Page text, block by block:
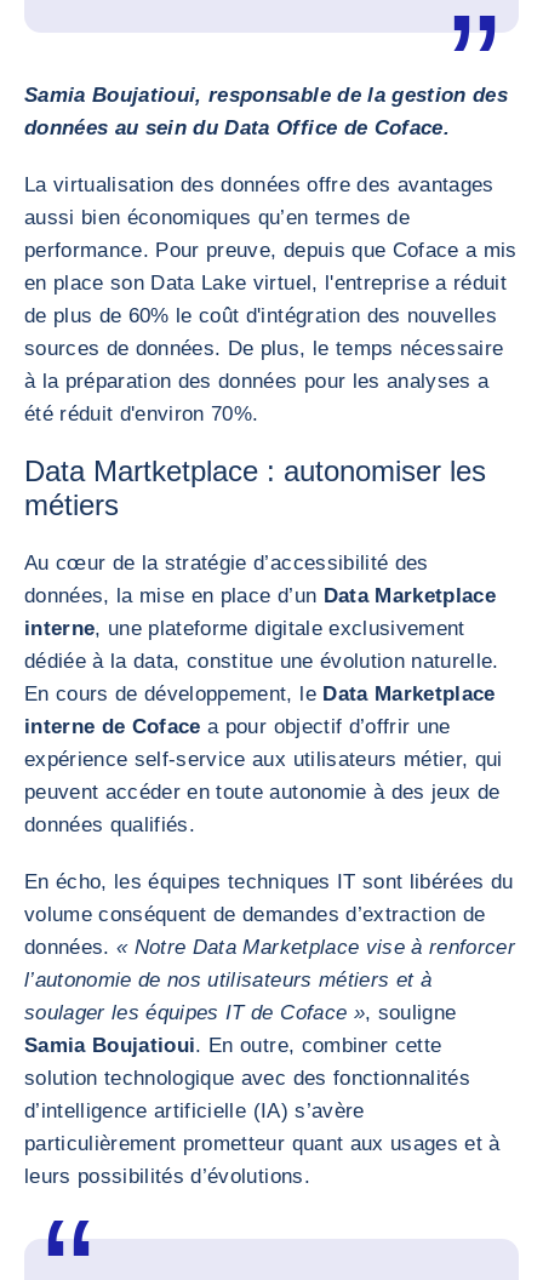
Samia Boujatioui, responsable de la gestion des
données au sein du Data Office de Coface.
La virtualisation des données offre des avantages
aussi bien économiques qu’en termes de
performance. Pour preuve, depuis que Coface a mis
en place son Data Lake virtuel, l'entreprise a réduit
de plus de 60% le coût d'intégration des nouvelles
sources de données. De plus, le temps nécessaire
à la préparation des données pour les analyses a
été réduit d'environ 70%.
Data Martketplace : autonomiser les
métiers
Au cœur de la stratégie d’accessibilité des
données, la mise en place d’un Data Marketplace
interne, une plateforme digitale exclusivement
dédiée à la data, constitue une évolution naturelle.
En cours de développement, le Data Marketplace
interne de Coface a pour objectif d’offrir une
expérience self-service aux utilisateurs métier, qui
peuvent accéder en toute autonomie à des jeux de
données qualifiés.
En écho, les équipes techniques IT sont libérées du
volume conséquent de demandes d’extraction de
données.« Notre Data Marketplace vise à renforcer
l’autonomie de nos utilisateurs métiers et à
soulager les équipes IT de Coface », souligne
Samia Boujatioui. En outre, combiner cette
solution technologique avec des fonctionnalités
d’intelligence artificielle (IA) s’avère
particulièrement prometteur quant aux usages et à
leurs possibilités d’évolutions.